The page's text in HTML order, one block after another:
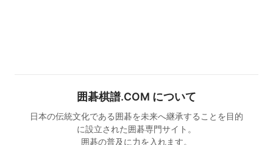
囲碁棋譜.COM について
日本の伝統文化である囲碁を未来へ継承することを目的
に設立された囲碁専門サイト。
囲碁の普及に力を入れます。